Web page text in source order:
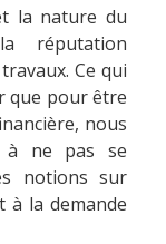
la nature du
réputation
Ce qui
que pour être
nous
à ne pas se
notions sur
à la demande